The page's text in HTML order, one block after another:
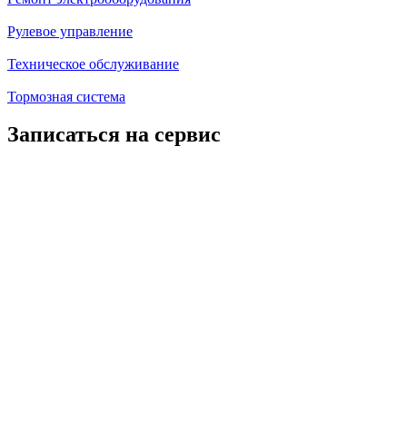
Рулевое управление
Техническое обслуживание
Тормозная система
Записаться на сервис